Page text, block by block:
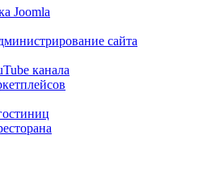
Joomla
сайта
канала